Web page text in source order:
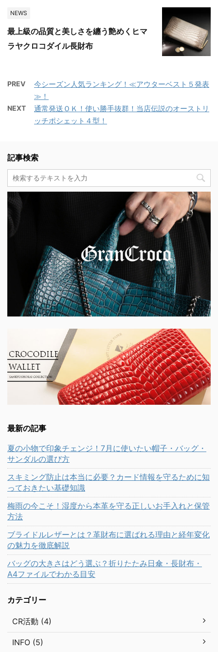
NEWS
最上級の品質と美しさを纏う艶めくヒマ
ラヤクロコダイル長財布
PREV
今シーズン人気ランキング！≪アウターベスト５発表
≫！
NEXT
通常発送ＯＫ！使い勝手抜群！当店伝説のオーストリ
ッチポシェット４型！
記事検索
最新の記事
夏の小物で印象チェンジ！7月に使いたい帽子・バッグ・
サンダルの選び方
スキミング防止は本当に必要？カード情報を守るために知
っておきたい基礎知識
梅雨の今こそ！湿度から本革を守る正しいお手入れと保管
方法
ブライドルレザーとは？革財布に選ばれる理由と経年変化
の魅力を徹底解説
バッグの大きさはどう選ぶ？折りたたみ日傘・長財布・
A4ファイルでわかる目安
カテゴリー
CR活動 (4)
INFO (5)